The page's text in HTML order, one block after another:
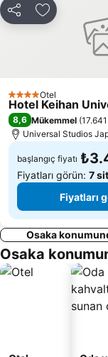
Gion Corner
Arashiyama
Kobe Sannomiya
Paylaş Favorilerime
4 YıldızOtel
Hotel Keihan
8,6 Mükemmel (
Universal Studios
başlangıç fiyatı
Fiyatları görün: 7
Fiyatları
Osaka
Osaka